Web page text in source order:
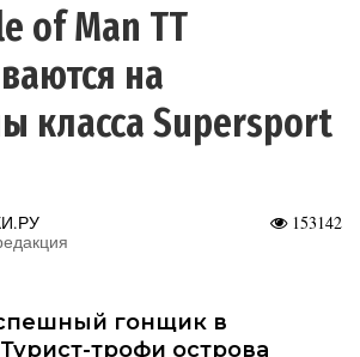
of Man TT
на
класса Supersport
153142
гонщик в
трофи острова